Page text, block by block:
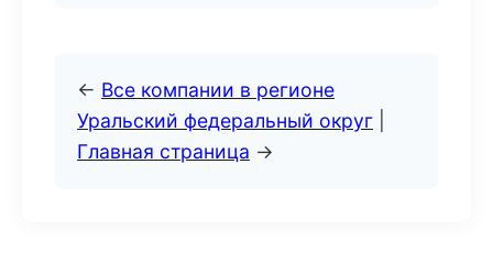
← Все компании в регионе
Уральский федеральный округ
Главная страница →